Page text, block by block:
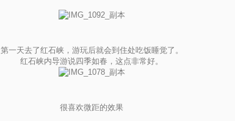
第一天去了红石峡，游玩后就会到住处吃饭睡觉了。
红石峡内导游说四季如春，这点非常好。
很喜欢微距的效果